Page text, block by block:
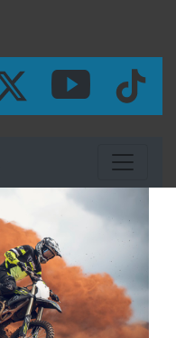
Toggle